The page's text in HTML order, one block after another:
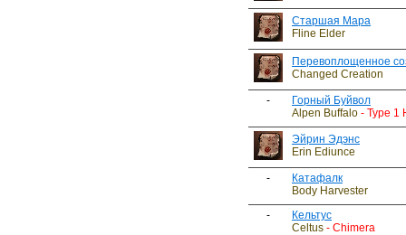
Старшая Мара
Fline Elder
Перевоплощенное
Changed Creation
-
Горный Буйвол
Alpen Buffalo - Type 1
Эйрин Эдэнс
Erin Ediunce
-
Катафалк
Body Harvester
-
Кельтус
Celtus - Chimera